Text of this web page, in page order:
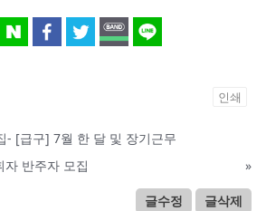
인쇄
- [급구] 7월 한 달 및 장기근무
반주자 모집
»
글수정 글삭제